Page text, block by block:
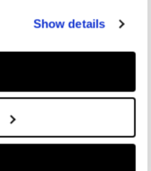
Show details